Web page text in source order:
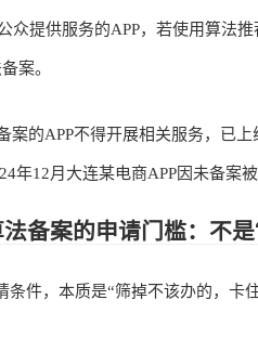
众提供服务的APP，若使用算法
案。
的APP不得开展相关服务，已上
12月大连某电商APP因未备案
案的申请门槛：不是
件，本质是“筛掉不该办的，卡住